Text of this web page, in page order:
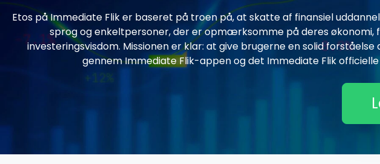
Etos på Immediate Flik er baseret på troen på, at skatte af finansiel
sprog og enkeltpersoner, der er opmærksomme på deres
investeringsvisdom. Missionen er klar: at give brugerne en solid
gennem Immediate Flik-appen og det Immediate Flik